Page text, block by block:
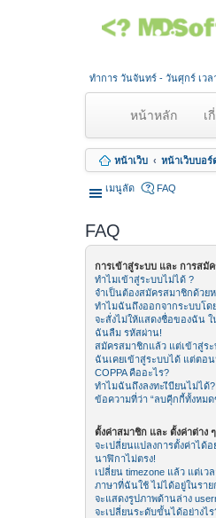
ทำการ วันจันทร์ - วันศุกร์ เวล
หน้าหลัก(
u
r
เ
หน้าเว็บ หน้าเว็บบอร์
เมนูลัด FAQ
FAQ
การเข้าสู่ระบบ และ การสมั
ทำไมเข้าสู่ระบบไม่ได้ ?
จำเป็นต้องสมัครสมาชิกด้วย
ทำไมฉันถึงออกจากระบบโด
จะสั่งไม่ให้แสดงชื่อของฉัน
ฉันลืม รหัสผ่าน!
สมัครสมาชิกแล้ว แต่เข้าสู่ระ
ฉันเคยเข้าสู่ระบบได้ แต่ตอ
COPPA คืออะไร?
ทำไมฉันถึงลงทะเีบียนไม่ได้?
ข้อความที่ว่า “ลบคุีกกี้ทั้งหม
ตั้งค่าสมาชิก และ ตั้งค่าต่าง ๆ
จะเปลี่ยนแปลงการตั้งค่าได้อ
นาฬิกาไม่ตรง!
เปลี่ยน timezone แล้ว แต่เว
ภาษาที่ฉันใช้ ไม่ได้อยู่ในราย
จะแสดงรูปภาพด้านล่าง
จะเปลี่ยนระดับขั้นได้อย่างไร